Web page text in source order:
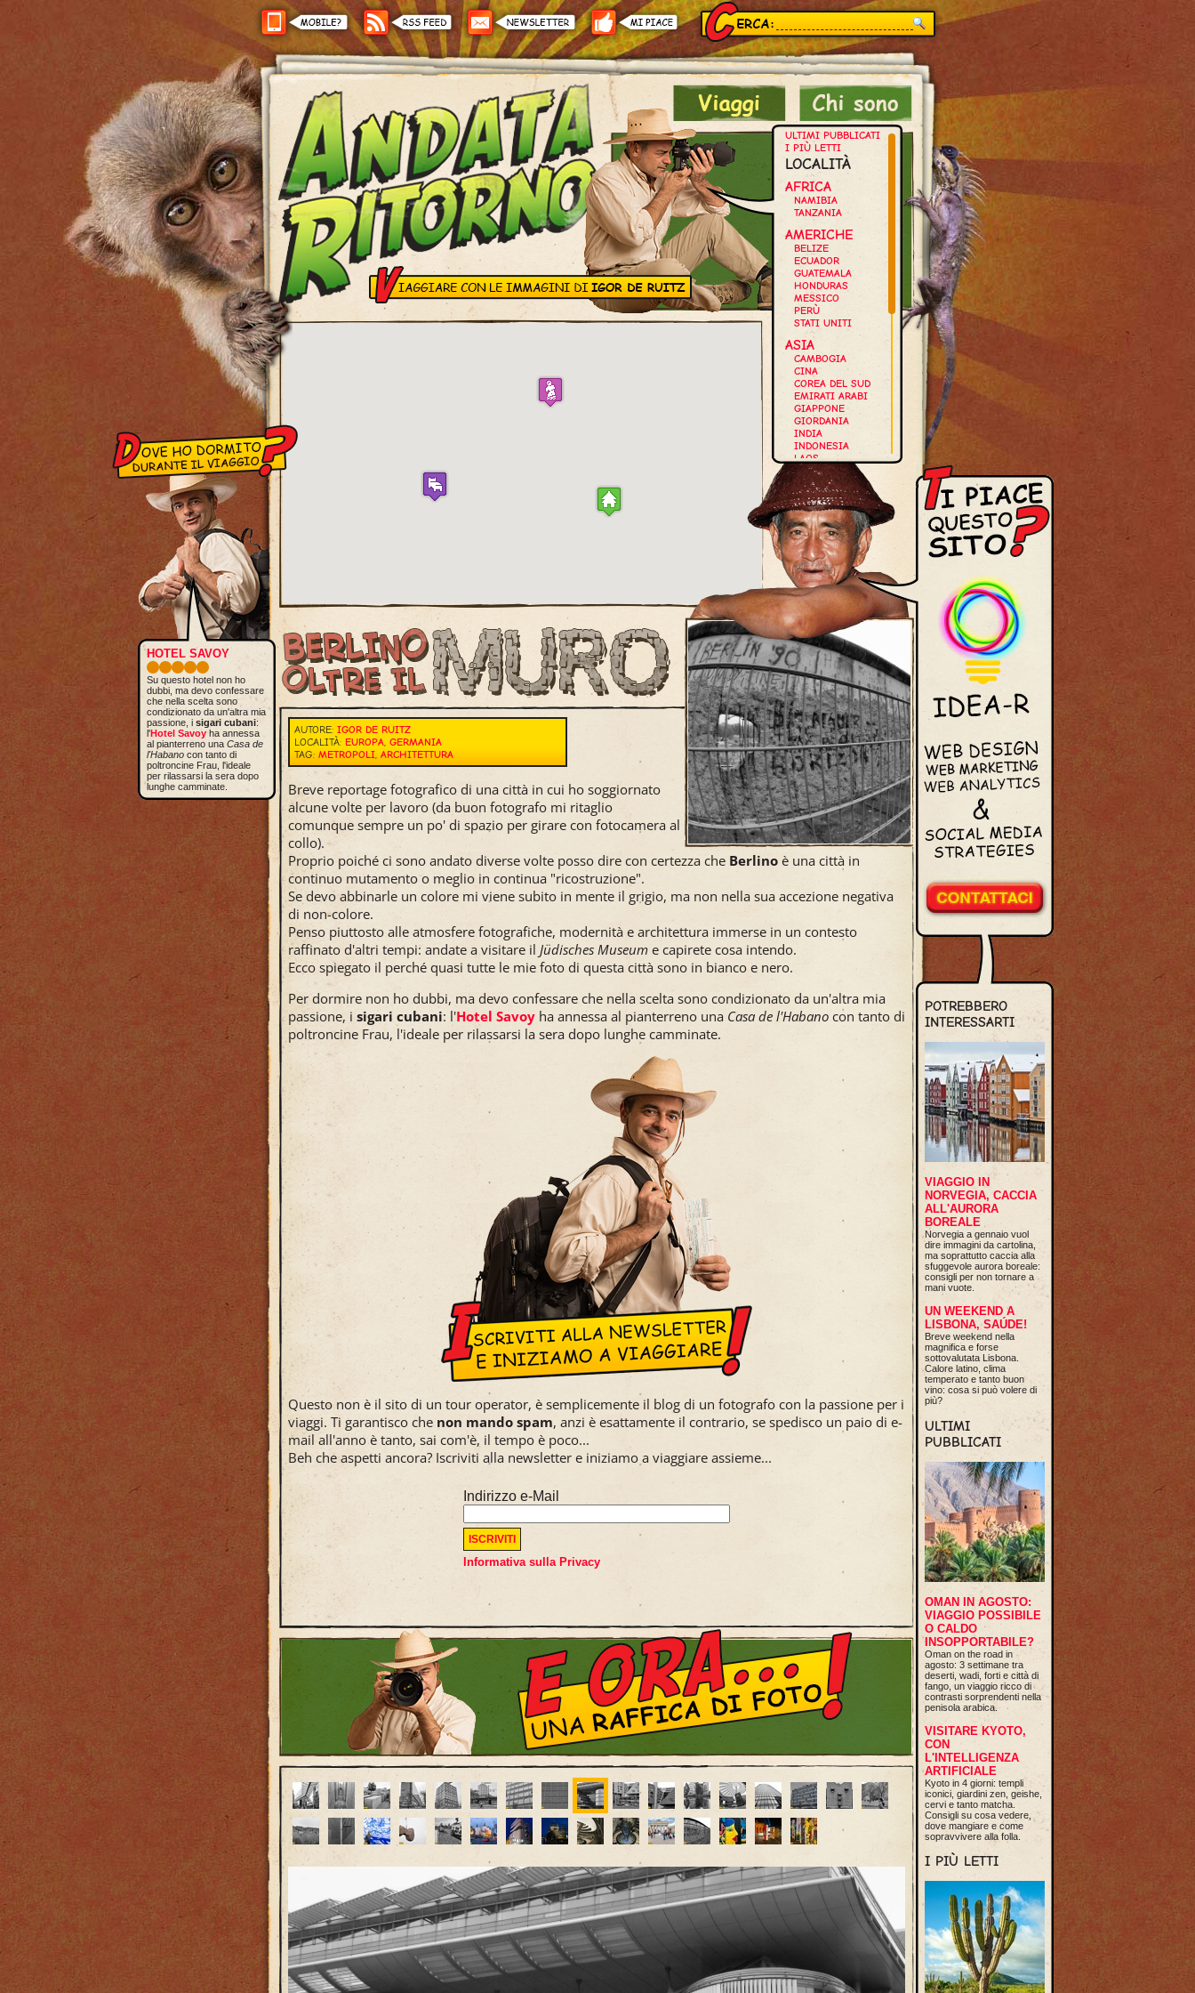
ULTIMI PUBBLICATI
I PIÙ LETTI
LOCALITÀ
AFRICA
NAMIBIA
TANZANIA
AMERICHE
BELIZE
ECUADOR
GUATEMALA
HONDURAS
MESSICO
PERÙ
STATI UNITI
ASIA
CAMBOGIA
CINA
COREA DEL SUD
EMIRATI ARABI
GIAPPONE
GIORDANIA
INDIA
INDONESIA
LAOS
MALDIVE
MALESIA
MYANMAR
NEPAL
OMAN
SINGAPORE
THAILANDIA
VIETNAM
EUROPA
GERMANIA
GRECIA
ISLANDA
ITALIA
NORVEGIA
OLANDA
PORTOGALLO
ROMANIA
SPAGNA
SVEZIA
AUTORE: IGOR DE RUITZ
LOCALITÀ: EUROPA, GERMANIA
TAG: METROPOLI, ARCHITETTURA
Breve reportage fotografico di una città in cui ho soggiornato
alcune volte per lavoro (da buon fotografo mi ritaglio
comunque sempre un po' di spazio per girare con fotocamera al
collo).
Proprio poiché ci sono andato diverse volte posso dire con certezza che Berlino è una città in
continuo mutamento o meglio in continua "ricostruzione".
Se devo abbinarle un colore mi viene subito in mente il grigio, ma non nella sua accezione negativa
di non-colore.
Penso piuttosto alle atmosfere fotografiche, modernità e architettura immerse in un contesto
raffinato d'altri tempi: andate a visitare il Jüdisches Museum e capirete cosa intendo.
Ecco spiegato il perché quasi tutte le mie foto di questa città sono in bianco e nero.
Per dormire non ho dubbi, ma devo confessare che nella scelta sono condizionato da un'altra mia
passione, i sigari cubani: l'Hotel Savoy ha annessa al pianterreno una Casa de l'Habano con tanto di
poltroncine Frau, l'ideale per rilassarsi la sera dopo lunghe camminate.
Questo non è il sito di un tour operator, è semplicemente il blog di un fotografo con la passione per i
viaggi. Ti garantisco che non mando spam, anzi è esattamente il contrario, se spedisco un paio di e-
mail all'anno è tanto, sai com'è, il tempo è poco...
Beh che aspetti ancora? Iscriviti alla newsletter e iniziamo a viaggiare assieme...
HOTEL SAVOY
Su questo hotel non ho
dubbi, ma devo confessare
che nella scelta sono
condizionato da un'altra mia
passione, i sigari cubani:
l'Hotel Savoy ha annessa
al pianterreno una Casa de
l'Habano con tanto di
poltroncine Frau, l'ideale
per rilassarsi la sera dopo
lunghe camminate.
POTREBBERO
INTERESSARTI
VIAGGIO IN
NORVEGIA, CACCIA
ALL'AURORA
BOREALE
Norvegia a gennaio vuol
dire immagini da cartolina,
ma soprattutto caccia alla
sfuggevole aurora boreale:
consigli per non tornare a
mani vuote.
UN WEEKEND A
LISBONA, SAÚDE!
Breve weekend nella
magnifica e forse
sottovalutata Lisbona.
Calore latino, clima
temperato e tanto buon
vino: cosa si può volere di
più?
ULTIMI
PUBBLICATI
OMAN IN AGOSTO:
VIAGGIO POSSIBILE
O CALDO
INSOPPORTABILE?
Oman on the road in
agosto: 3 settimane tra
deserti, wadi, forti e città di
fango, un viaggio ricco di
contrasti sorprendenti nella
penisola arabica.
VISITARE KYOTO,
CON
L'INTELLIGENZA
ARTIFICIALE
Kyoto in 4 giorni: templi
iconici, giardini zen, geishe,
cervi e tanto matcha.
Consigli su cosa vedere,
dove mangiare e come
sopravvivere alla folla.
I PIÙ LETTI